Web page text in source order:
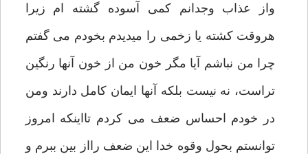
واز عذاب وجدانم کمی آسوده گشته ام زیرا
هروقت کشته یا زخمی را میدیدم بخودم می گفتم
چرا من نباشم آیا مگر خون من از خون آنها رنگین
تراست، نه نیست بلکه آنها ایمان کامل دارند ومن
در خودم احساس ضعف می کردم تااینکه امروز
توانستم بحول وقوه خدا این ضعف رااز بین ببرم و